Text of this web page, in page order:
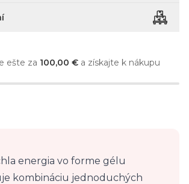
ešte za 100,00 € a získajte k nákupu
energia vo forme gélu
kombináciu jednoduchých